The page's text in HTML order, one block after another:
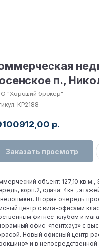
п.,
"Хороший брокер"
KP2188
р.
Заказать просмотр
объект: 127,10
корп.2, сдача: 4кв. ,
Вторая очередь
центр с вита-офисами
фитнес-клубом и
офис-«пентхауз» с
Новый офисный центр
и в непосредственной